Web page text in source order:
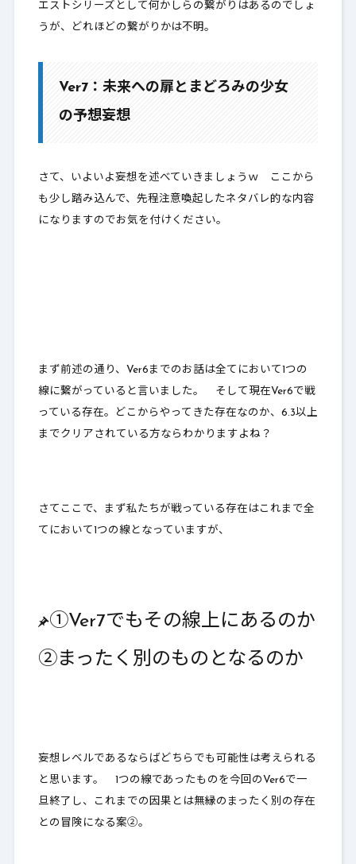
エストシリーズとして何かしらの繋がりはあるのでしょ
うが、どれほどの繋がりかは不明。
Ver7：未来への扉とまどろみの少女
の予想妄想
さて、いよいよ妄想を述べていきましょうｗ ここから
も少し踏み込んで、先程注意喚起したネタバレ的な内容
になりますのでお気を付けください。
まず前述の通り、Ver6までのお話は全てにおいて1つの
線に繋がっていると言いました。 そして現在Ver6で戦
っている存在。どこからやってきた存在なのか、6.3以上
までクリアされている方ならわかりますよね？
さてここで、まず私たちが戦っている存在はこれまで全
てにおいて1つの線となっていますが、
①Ver7でもその線上にあるのか
②まったく別のものとなるのか
妄想レベルであるならばどちらでも可能性は考えられる
と思います。 1つの線であったものを今回のVer6で一
旦終了し、これまでの因果とは無縁のまったく別の存在
との冒険になる案②。